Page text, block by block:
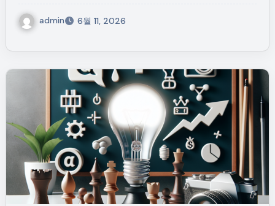
admin 6월 11, 2026